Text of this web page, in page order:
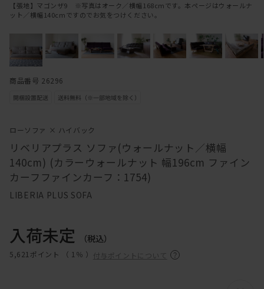
ローソファ × ハイバック
リベリアプラス ソファ(ウォールナット／横幅
140cm) (カラーウォールナット 幅196cm ファイン
カーフファインカーフ：1754)
LIBERIA PLUS SOFA
【張地】マゴンザ9 ※写真はオーク／横幅168cmです。本ページはウォールナ
ット／横幅140cmですのでお気をつけください。
入荷未定 （税込）
5,621ポイント （ 1％ ） 付与ポイントについて
商品番号 26296